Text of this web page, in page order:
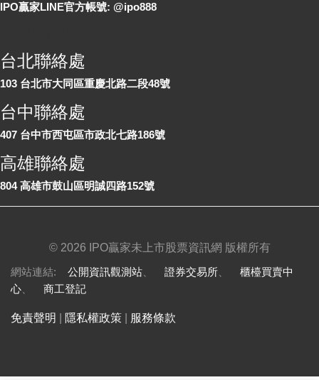
IPO贏家LINE官方帳號: @ipo888
台北聯絡處
103 台北市大同區重慶北路二段48號
台中聯絡處
407 台中市西屯區市政北七路186號
高雄聯絡處
804 高雄市鼓山區明誠四路152號
© 2026 IPO贏家未上市股票資訊網 版權所有
網站連結: 公開資訊觀測站 證券交易所
櫃檯買賣中
心
商工登記
免責聲明 隱私權政策 服務條款